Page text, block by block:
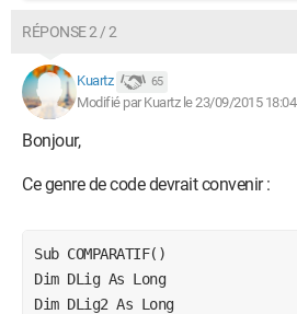
RÉPONSE 2 / 2
Kuartz 65
Modifié par Kuartz le 23/09/2015 18:04
Bonjour,
Ce genre de code devrait convenir :
Sub COMPARATIF()
Dim DLig As Long
Dim DLig2 As Long